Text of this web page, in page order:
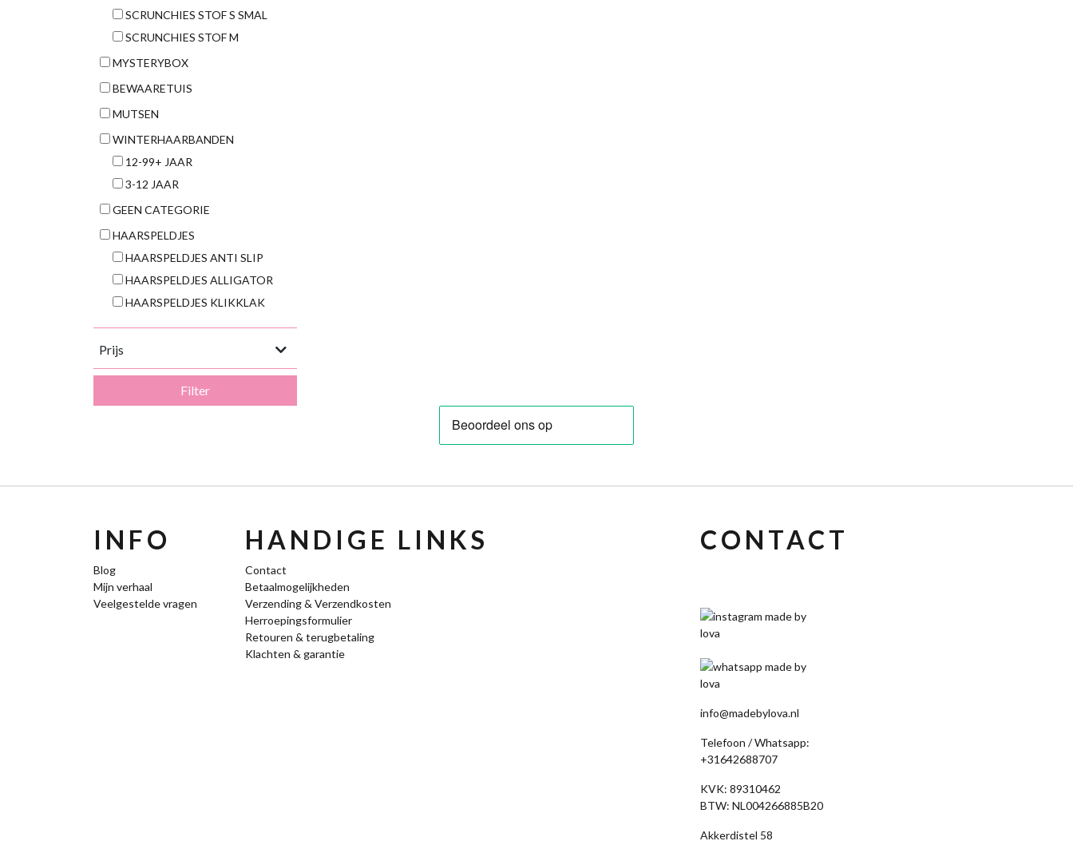
SCRUNCHIES STOF S SMAL
SCRUNCHIES STOF M
MYSTERYBOX
BEWAARETUIS
MUTSEN
WINTERHAARBANDEN
12-99+ JAAR
3-12 JAAR
GEEN CATEGORIE
HAARSPELDJES
HAARSPELDJES ANTI SLIP
HAARSPELDJES ALLIGATOR
HAARSPELDJES KLIKKLAK
Prijs
INFO
Blog
Mijn verhaal
Veelgestelde vragen
HANDIGE LINKS
Contact
Betaalmogelijkheden
Verzending & Verzendkosten
Herroepingsformulier
Retouren & terugbetaling
Klachten & garantie
CONTACT
info@madebylova.nl
Telefoon / Whatsapp:
+31642688707
KVK: 89310462
BTW: NL004266885B20
Akkerdistel 58